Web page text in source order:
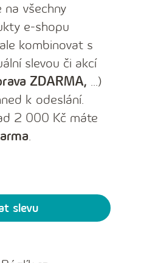
na všechny
e-shopu
kombinovat s
slevou či akcí
ZDARMA, ...)
k odeslání.
2 000 Kč máte
.
slevu